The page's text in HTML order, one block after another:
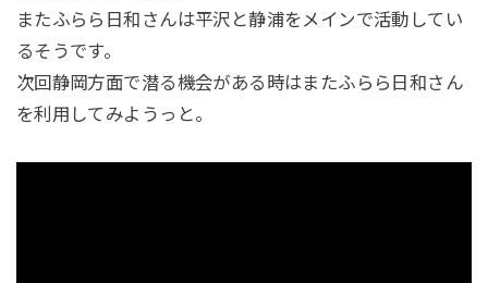
またふらら日和さんは平沢と静浦をメインで活動してい
るそうです。
次回静岡方面で潜る機会がある時はまたふらら日和さん
を利用してみようっと。